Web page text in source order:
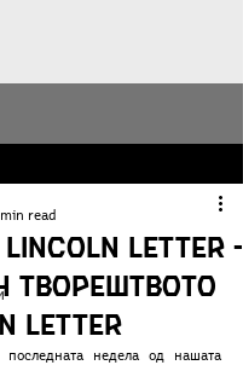
Lincoln Letter -
творештвото
Letter
read
последната недела од нашата